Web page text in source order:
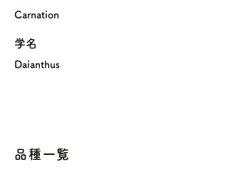
Carnation
学名
Daianthus
品種一覧